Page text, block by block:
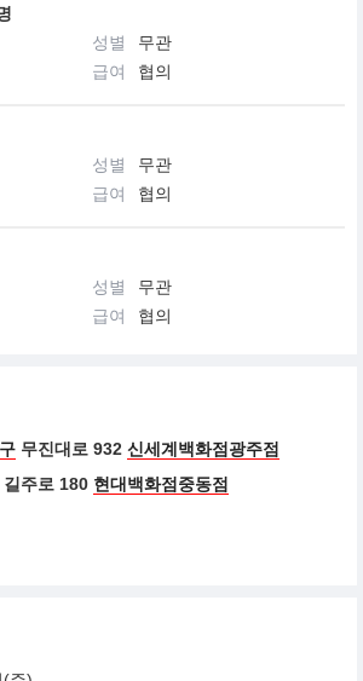
성별
무관
급여 협의
성별
무관
급여 협의
성별
무관
급여 협의
무진대로 932 신세계백화점광주점
길주로 180 현대백화점중동점